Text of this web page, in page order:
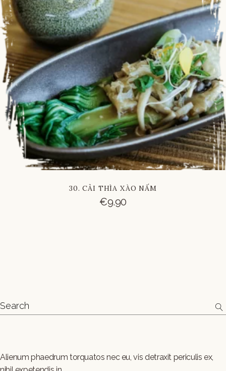
30. CẢI THÌA XÀO NẤM
€9.90
Alienum phaedrum torquatos nec eu, vis detraxit periculis ex,